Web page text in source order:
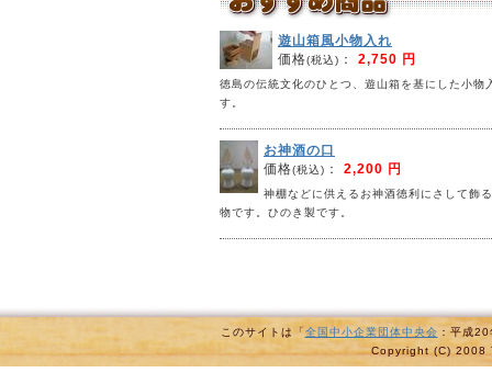
遊山箱風小物入れ
価格(税込) ： 2,750 円
徳島の伝統文化のひとつ、遊山箱を基にした小物
す。
お神酒の口
価格(税込) ： 2,200 円
神棚などに供えるお神酒徳利にさして飾
物です。ひのき製です。
このサイトは「全国中小企業団体中央会 ：平成
Copyright (C) 2008